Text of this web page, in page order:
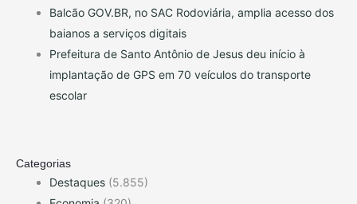
Balcão GOV.BR, no SAC Rodoviária, amplia acesso dos
baianos a serviços digitais
Prefeitura de Santo Antônio de Jesus deu início à
implantação de GPS em 70 veículos do transporte
escolar
Categorias
Destaques (5.855)